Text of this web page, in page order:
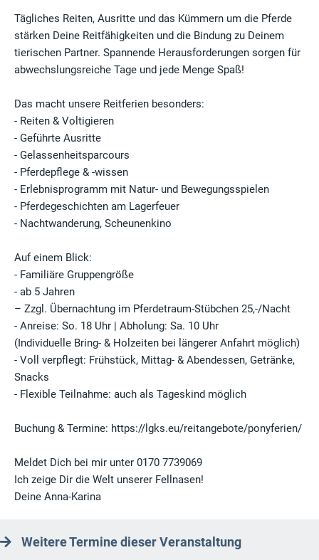
Tägliches Reiten, Ausritte und das Kümmern um die Pferde
stärken Deine Reitfähigkeiten und die Bindung zu Deinem
tierischen Partner. Spannende Herausforderungen sorgen für
abwechslungsreiche Tage und jede Menge Spaß!
Das macht unsere Reitferien besonders:
- Reiten & Voltigieren
- Geführte Ausritte
- Gelassenheitsparcours
- Pferdepflege & -wissen
- Erlebnisprogramm mit Natur- und Bewegungsspielen
- Pferdegeschichten am Lagerfeuer
- Nachtwanderung, Scheunenkino
Auf einem Blick:
- Familiäre Gruppengröße
- ab 5 Jahren
– Zzgl. Übernachtung im Pferdetraum-Stübchen 25,-/Nacht
- Anreise: So. 18 Uhr | Abholung: Sa. 10 Uhr
(Individuelle Bring- & Holzeiten bei längerer Anfahrt möglich)
- Voll verpflegt: Frühstück, Mittag- & Abendessen, Getränke,
Snacks
- Flexible Teilnahme: auch als Tageskind möglich
Buchung & Termine: https://lgks.eu/reitangebote/ponyferien/
Meldet Dich bei mir unter 0170 7739069
Ich zeige Dir die Welt unserer Fellnasen!
Deine Anna-Karina
Weitere Termine dieser Veranstaltung